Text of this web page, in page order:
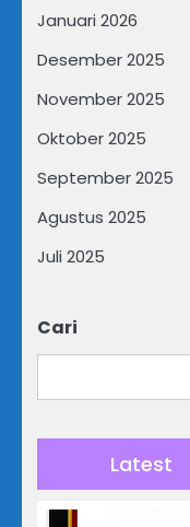
Januari 2026
Desember 2025
November 2025
Oktober 2025
September 2025
Agustus 2025
Juli 2025
Cari
Latest